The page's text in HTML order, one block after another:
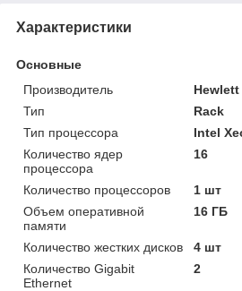
Характеристики
Основные
Производитель
Hewlett
Тип
Rack
Тип процессора
Intel
Количество ядер
процессора
16
Количество процессоров
1 шт
Объем оперативной
памяти
16 ГБ
Количество жестких дисков
4 шт
Количество Gigabit
Ethernet
2